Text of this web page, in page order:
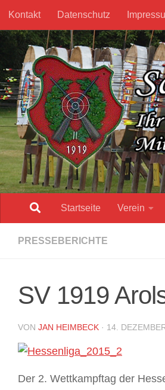
Unter dem Inhalt
Kontakt Datenschutz
Startseite Verein
PRESSEBERICHTE
SV 1919
VON JAN HEIMBECK · 14.
Der 2. Wettkampftag der